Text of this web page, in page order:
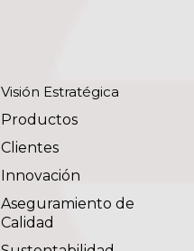
Visión Estratégica
Productos
Clientes
Innovación
Aseguramiento de
Calidad